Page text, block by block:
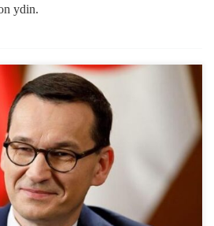
ydin.
Euroopan unionille Puolan
että kiristämisestä tulee
vastaan. Demokratiat eivät toimi
[…]